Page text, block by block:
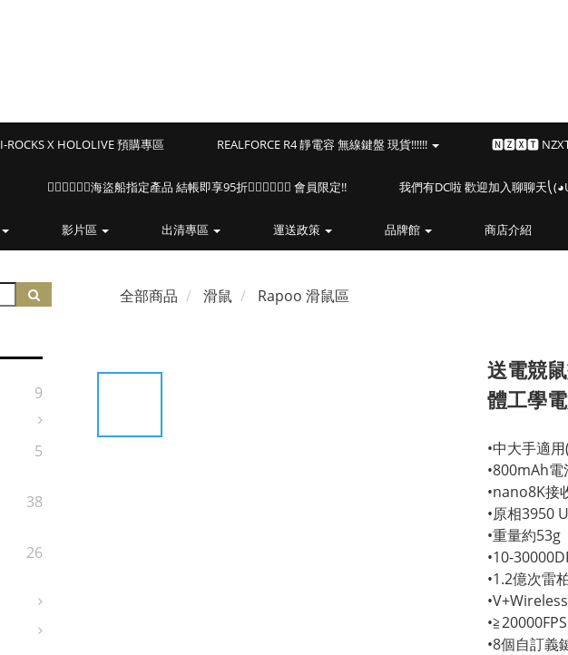
I-ROCKS X HOLOLIVE 預購專區 REALFORCE R4 靜電容 無線鍵盤 現貨!!!!!! 🅽🆉🆇🆃
🏴‍☠️🏴‍☠️🏴‍☠️海盜船指定產品 結帳即享95折🏴‍☠️🏴‍☠️🏴‍☠️ 會員限定!! 我們有DC啦 歡迎加入聊聊天
影片區 出清專區 運送政策 品牌館 商店介紹
9
5
38
26
全部商品 滑鼠 Rapoo 滑鼠區
送電競
體工學
•中大手適
•800mAh
•nano8K接
•原相3950
•重量約53g
•10-
•1.2億次雷
•≧20000FPS
•8個自訂義